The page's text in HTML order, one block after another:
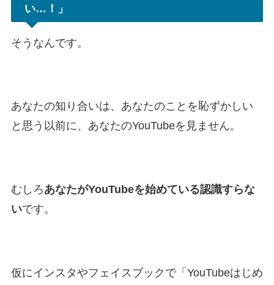
い…！」
そうなんです。
あなたの知り合いは、あなたのことを恥ずかしい
と思う以前に、あなたのYouTubeを見ません。
むしろあなたがYouTubeを始めている認識すらな
いです。
仮にインスタやフェイスブックで「YouTubeはじめ